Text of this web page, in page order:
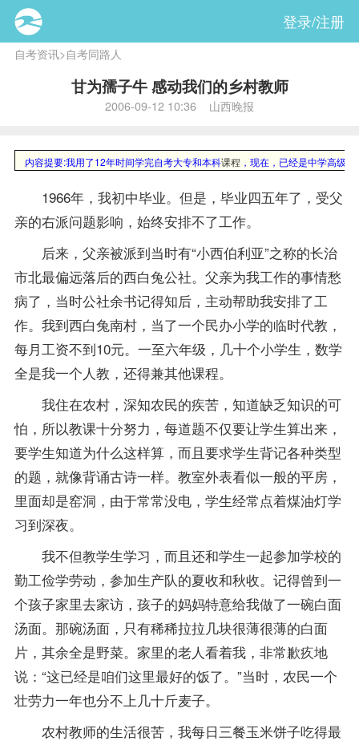
登录/注册
自考资讯>自考同路人
甘为孺子牛 感动我们的乡村教师
2006-09-12 10:36 山西晚报
内容提要:我用了12年时间学完自考大专和本科课程 ，现在，已经是中学高级
1966年，我初中毕业。但是，毕业四五年了，受父
亲的右派问题影响，始终安排不了工作。
后来，父亲被派到当时有“小西伯利亚”之称的长治
市北最偏远落后的西白兔公社。父亲为我工作的事情愁
病了，当时公社余书记得知后，主动帮助我安排了工
作。我到西白兔南村，当了一个民办小学的临时代教，
每月工资不到10元。一至六年级，几十个小学生，数学
全是我一个人教，还得兼其他课程。
我住在农村，深知农民的疾苦，知道缺乏知识的可
怕，所以教课十分努力，每道题不仅要让学生算出来，
要学生知道为什么这样算，而且要求学生背记各种类型
的题，就像背诵古诗一样。教室外表看似一般的平房，
里面却是窑洞，由于常常没电，学生经常点着煤油灯学
习到深夜。
我不但教学生学习，而且还和学生一起参加学校的
勤工俭学劳动，参加生产队的夏收和秋收。记得曾到一
个孩子家里去家访，孩子的妈妈特意给我做了一碗白面
汤面。那碗汤面，只有稀稀拉拉几块很薄很薄的白面
片，其余全是野菜。家里的老人看着我，非常歉疚地
说：“这已经是咱们这里最好的饭了。”当时，农民一个
壮劳力一年也分不上几十斤麦子。
农村教师的生活很苦，我每日三餐玉米饼子吃得最